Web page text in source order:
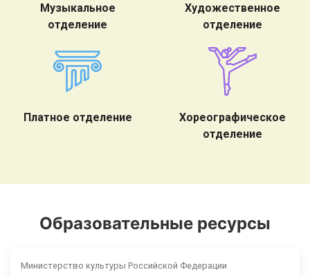
Музыкальное
отделение
Художественное
отделение
Платное отделение
Хореографическое
отделение
Образовательные ресурсы
Министерство культуры Российской Федерации